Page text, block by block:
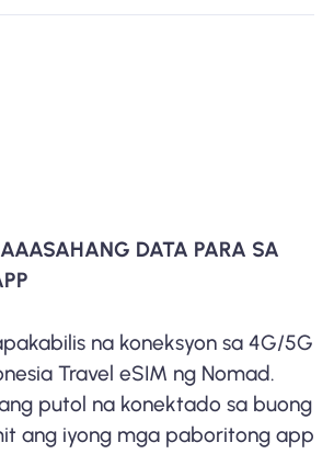
DATA PARA SA
na koneksyon sa 4G/5G
Travel eSIM ng Nomad.
putol na konektado sa buong
ang iyong mga paboritong app